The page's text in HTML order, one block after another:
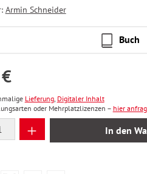
Armin Schneider
Buch
Lieferung, Digitaler Inhalt
oder Mehrplatzlizenzen – hier
Anzahl: Gib denIn den